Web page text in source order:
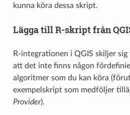
kunna köra dessa skript.
Lägga till R-skript från
R-integrationen i QGIS skiljer
att det inte finns någon
algoritmer som du kan köra
exempelskript som medföljer
Provider).